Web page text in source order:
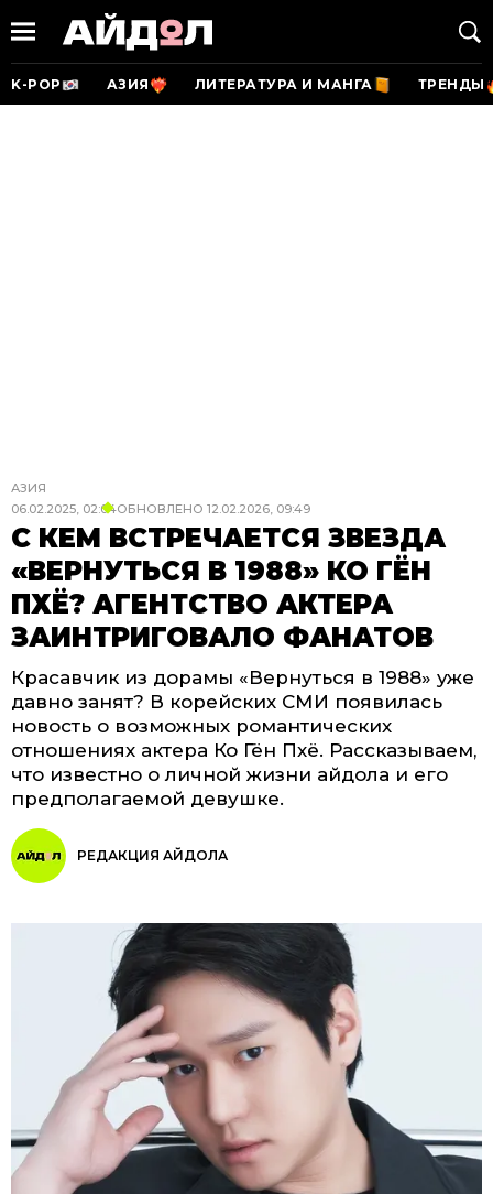
K-POP АЗИЯ ЛИТЕРАТУРА И МАНГА ТРЕНДЫ
АЗИЯ
06.02.2025, 02:04ОБНОВЛЕНО 12.02.2026, 09:49
С КЕМ ВСТРЕЧАЕТСЯ ЗВЕЗДА
«ВЕРНУТЬСЯ В 1988» КО ГЁН
ПХЁ? АГЕНТСТВО АКТЕРА
ЗАИНТРИГОВАЛО ФАНАТОВ
Красавчик из дорамы «Вернуться в 1988» уже
давно занят? В корейских СМИ появилась
новость о возможных романтических
отношениях актера Ко Гён Пхё. Рассказываем,
что известно о личной жизни айдола и его
предполагаемой девушке.
РЕДАКЦИЯ АЙДОЛА